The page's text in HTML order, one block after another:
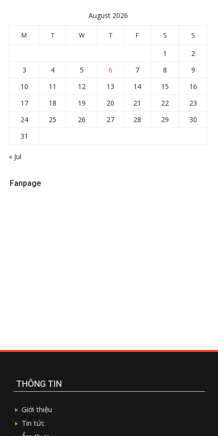
August 2026
M T W T F S S
1
2
3
4 5 6 7 8
9
10
11 12 13 14 15
16
17
18 19 20 21 22
23
24
25 26 27 28 29
30
31
« Jul
Fanpage
THÔNG TIN
Giới thiệu
Tin tức